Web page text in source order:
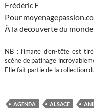
Frédéric F
Pour
À la découverte du
NB : l’image d’en-tête est
scène de patinage
Elle fait partie de la collection
AGENDA ALSACE